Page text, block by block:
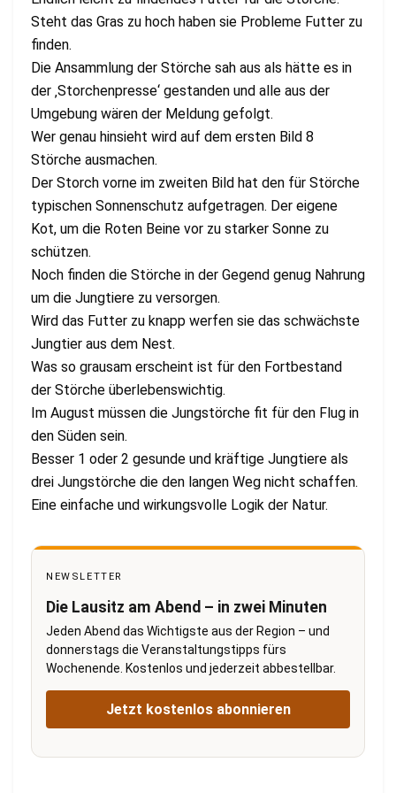
Steht das Gras zu hoch haben sie Probleme Futter zu
finden.
Die Ansammlung der Störche sah aus als hätte es in
der ‚Storchenpresse‘ gestanden und alle aus der
Umgebung wären der Meldung gefolgt.
Wer genau hinsieht wird auf dem ersten Bild 8
Störche ausmachen.
Der Storch vorne im zweiten Bild hat den für Störche
typischen Sonnenschutz aufgetragen. Der eigene
Kot, um die Roten Beine vor zu starker Sonne zu
schützen.
Noch finden die Störche in der Gegend genug Nahrung
um die Jungtiere zu versorgen.
Wird das Futter zu knapp werfen sie das schwächste
Jungtier aus dem Nest.
Was so grausam erscheint ist für den Fortbestand
der Störche überlebenswichtig.
Im August müssen die Jungstörche fit für den Flug in
den Süden sein.
Besser 1 oder 2 gesunde und kräftige Jungtiere als
drei Jungstörche die den langen Weg nicht schaffen.
Eine einfache und wirkungsvolle Logik der Natur.
NEWSLETTER
Die Lausitz am Abend – in zwei Minuten
Jeden Abend das Wichtigste aus der Region – und
donnerstags die Veranstaltungstipps fürs
Wochenende. Kostenlos und jederzeit abbestellbar.
Jetzt kostenlos abonnieren